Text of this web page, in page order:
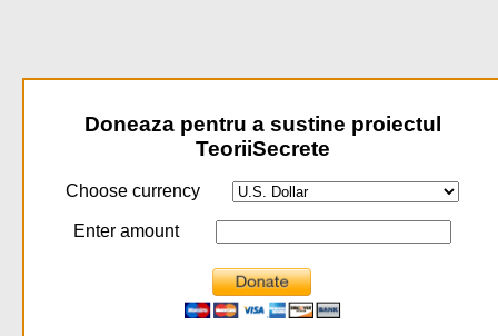
Doneaza pentru a sustine proiectul
TeoriiSecrete
Choose currency
Enter amount